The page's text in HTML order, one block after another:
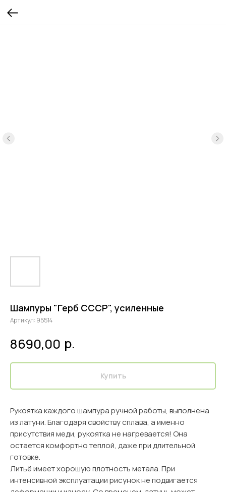
Шампуры "Герб СССР", усиленные
Артикул: 95514
8690,00 р.
Купить
Рукоятка каждого шампура ручной работы, выполнена
из латуни. Благодаря свойству сплава, а именно
присутствия меди, рукоятка не нагревается! Она
остается комфортно теплой, даже при длительной
готовке.
Литьё имеет хорошую плотность метала. При
интенсивной эксплуатации рисунок не подвигается